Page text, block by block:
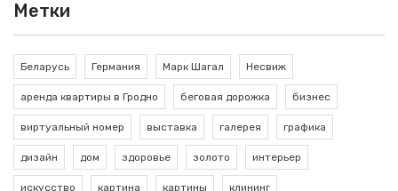
Метки
Беларусь Германия Марк Шагал Несвиж
аренда квартиры в Гродно беговая дорожка бизнес
виртуальный номер выставка галерея графика
дизайн дом здоровье золото интерьер
искусство картина картины клининг